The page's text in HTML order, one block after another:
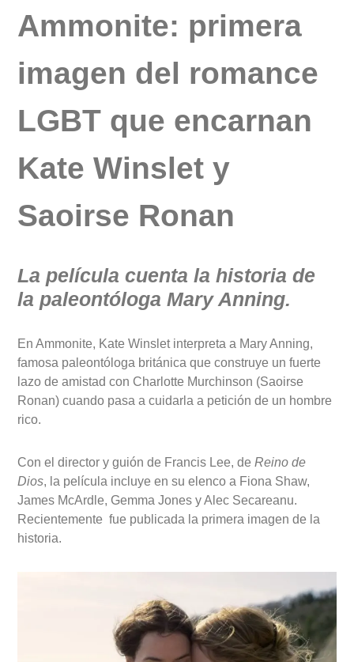
Ammonite: primera
imagen del romance
LGBT que encarnan
Kate Winslet y
Saoirse Ronan
La película cuenta la historia de
la paleontóloga Mary Anning.
En Ammonite, Kate Winslet interpreta a Mary Anning,
famosa paleontóloga británica que construye un fuerte
lazo de amistad con Charlotte Murchinson (Saoirse
Ronan) cuando pasa a cuidarla a petición de un hombre
rico.
Con el director y guión de Francis Lee, deReino de
Dios, la película incluye en su elenco a Fiona Shaw,
James McArdle, Gemma Jones y Alec Secareanu.
Recientemente fue publicada la primera imagen de la
historia.